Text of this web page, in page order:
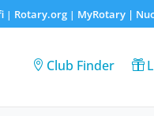
| Rotary.org| MyRotary |
Club Finder